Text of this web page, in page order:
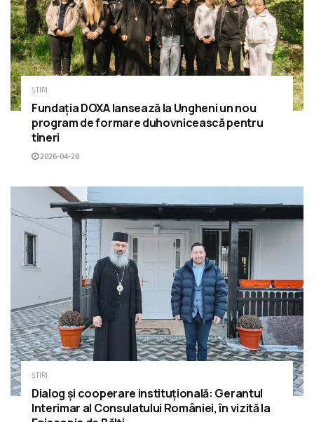
ȘTIRI
Fundația DOXA lansează la Ungheni un nou
program de formare duhovnicească pentru
tineri
2026-04-28
ȘTIRI
Dialog și cooperare instituțională: Gerantul
Interimar al Consulatului României, în vizită la